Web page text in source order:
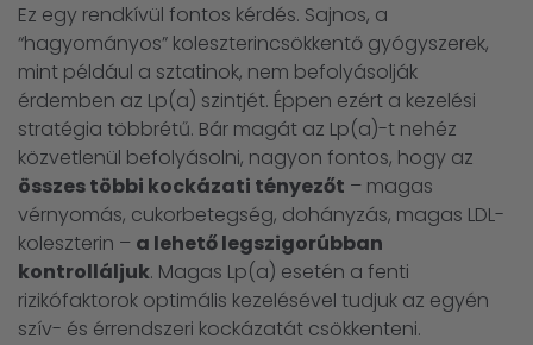
Ez egy rendkívül fontos kérdés. Sajnos, a
“hagyományos” koleszterincsökkentő gyógyszerek,
mint például a sztatinok, nem befolyásolják
érdemben az Lp(a) szintjét. Éppen ezért a kezelési
stratégia többrétű. Bár magát az Lp(a)-t nehéz
közvetlenül befolyásolni, nagyon fontos, hogy az
összes többi kockázati tényezőt – magas
vérnyomás, cukorbetegség, dohányzás, magas LDL-
koleszterin – a lehető legszigorúbban
kontrolláljuk. Magas Lp(a) esetén a fenti
rizikófaktorok optimális kezelésével tudjuk az egyén
szív- és érrendszeri kockázatát csökkenteni.